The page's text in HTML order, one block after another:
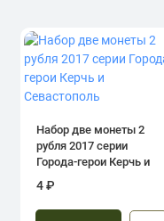
Набор две монеты 2
рубля 2017 серии
Города-герои Керчь и
Севастополь
4 ₽